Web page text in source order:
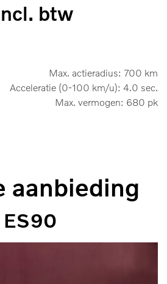
btw
Max. actieradius: 700 km
Acceleratie (0-100 km/u): 4.0 sec.
Max. vermogen: 680 pk
aanbieding
ES90